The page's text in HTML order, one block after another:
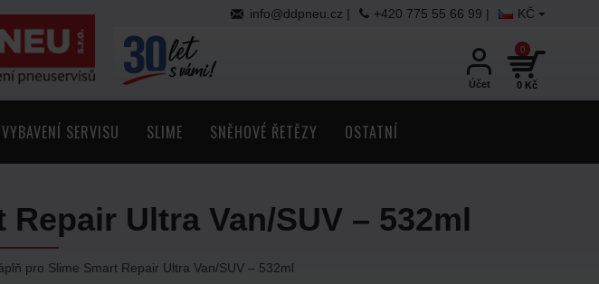
KČ
info@ddpneu.cz | +420 775 55 66 99 |
Účet 0 Kč
0
VYBAVENÍ SERVISU SLIME SNĚHOVÉ ŘETĚZY OSTATNÍ
pro Slime Smart Repair Ultra Van/SUV – 532ml
Ultra Van/SUV – 532ml